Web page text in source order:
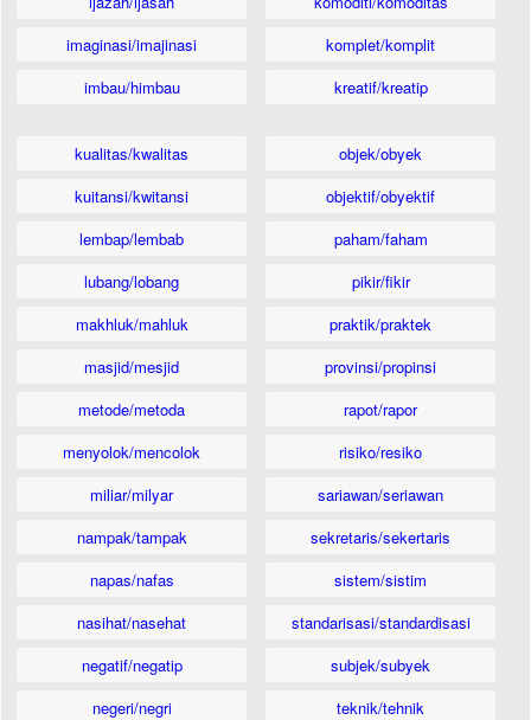
imaginasi/imajinasi
imbau/himbau
komplet/komplit
kreatif/kreatip
kualitas/kwalitas
kuitansi/kwitansi
lembap/lembab
lubang/lobang
makhluk/mahluk
masjid/mesjid
metode/metoda
menyolok/mencolok
miliar/milyar
nampak/tampak
napas/nafas
nasihat/nasehat
negatif/negatip
negeri/negri
objek/obyek
objektif/obyektif
paham/faham
pikir/fikir
praktik/praktek
provinsi/propinsi
rapot/rapor
risiko/resiko
sariawan/seriawan
sekretaris/sekertaris
sistem/sistim
standarisasi/standardisasi
subjek/subyek
teknik/tehnik